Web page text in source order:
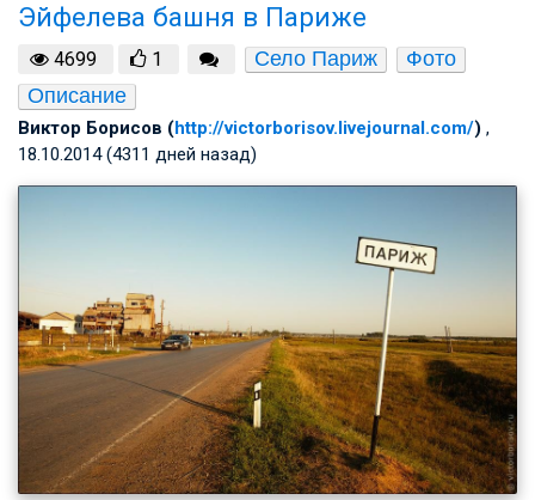
Эйфелева башня в Париже
4699 1 Село Париж
Фото
Описание
Виктор Борисов (http://victorborisov.livejournal.com/) ,
18.10.2014 (4311 дней назад)